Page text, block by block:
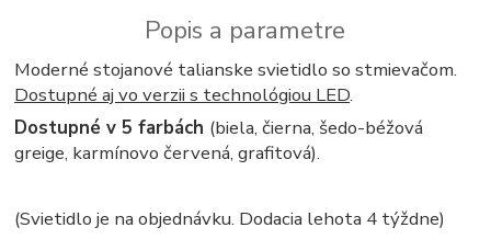
Popis a parametre
Moderné stojanové talianske svietidlo so stmievačom.
Dostupné aj vo verzii s technológiou LED.
Dostupné v 5 farbách (biela, čierna, šedo-béžová
greige, karmínovo červená, grafitová).
(Svietidlo je na objednávku. Dodacia lehota 4 týždne)